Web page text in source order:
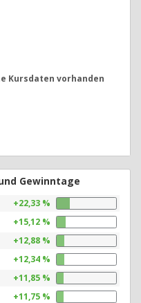
Kursdaten vorhanden
Gewinntage
+22,33 %
+15,12 %
+12,88 %
+12,34 %
+11,85 %
+11,75 %